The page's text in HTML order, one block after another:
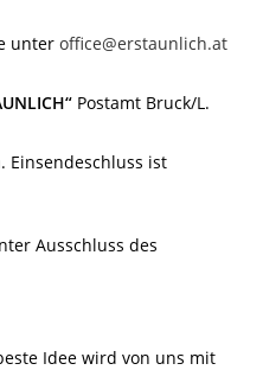
unter office@erstaunlich.at
Postamt Bruck/L.
Einsendeschluss ist
Ausschluss des
Idee wird von uns mit